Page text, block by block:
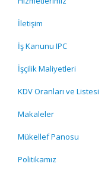
İletişim
İş Kanunu IPC
İşçilik Maliyetleri
KDV Oranları ve Listesi
Makaleler
Mükellef Panosu
Politikamız